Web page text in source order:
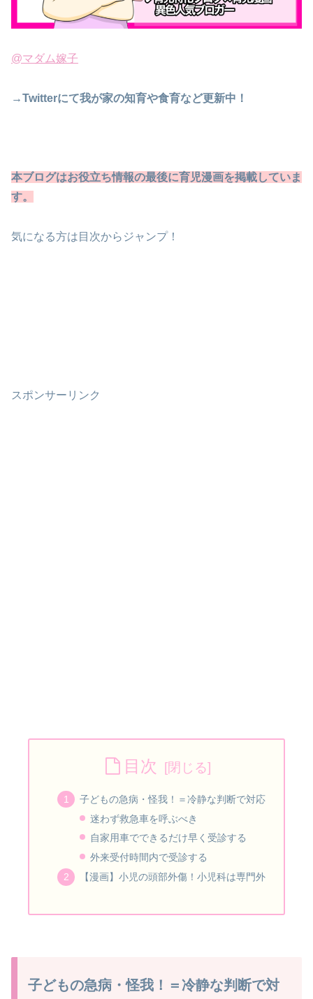
@マダム嫁子
→Twitterにて我が家の知育や食育など更新中！
本ブログはお役立ち情報の最後に育児漫画を掲載していま
す。
気になる方は目次からジャンプ！
スポンサーリンク
目次
子どもの急病・怪我！＝冷静な判断で対応
迷わず救急車を呼ぶべき
自家用車でできるだけ早く受診する
外来受付時間内で受診する
【漫画】小児の頭部外傷！小児科は専門外
子どもの急病・怪我！＝冷静な判断で対